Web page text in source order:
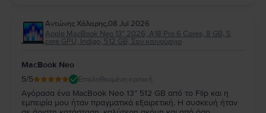
Αντώνης Χάλαρης,08 Jul 2026
Apple MacBook Neo 13″ 2026, A18 Pro 6 Cores, 8 GB, 5
core GPU, Indigo, 512 GB, Σαν καινούργιο
MacBook Neo
5/5 Επαληθευμένη κριτική
Αγόρασα ένα MacBook Neo 13” 512 GB από το Flip και η
εμπειρία μου ήταν πραγματικά εξαιρετική. Η συσκευή ήταν